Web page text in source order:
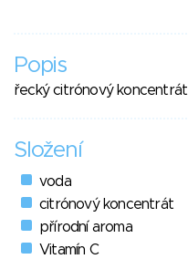
Popis
řecký citrónový koncentrát
Složení
voda
citrónový koncentrát
přírodní aroma
Vitamín C